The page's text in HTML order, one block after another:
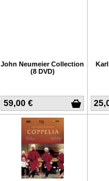
59,00 €
John Neumeier Collection
(8 DVD)